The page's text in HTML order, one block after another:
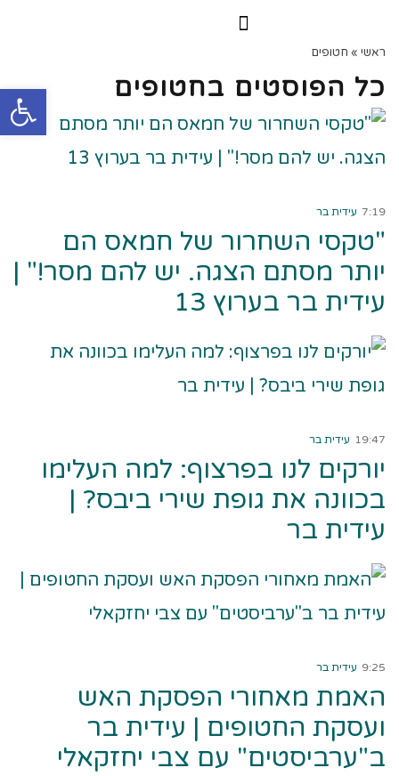
ראשי » חטופים
כל הפוסטים בחטופים
7:19 עידית בר
"טקסי השחרור של חמאס הם
יותר מסתם הצגה. יש להם מסר!" |
עידית בר בערוץ 13
19:47 עידית בר
יורקים לנו בפרצוף: למה העלימו
בכוונה את גופת שירי ביבס? |
עידית בר
9:25 עידית בר
האמת מאחורי הפסקת האש
ועסקת החטופים | עידית בר
ב"ערביסטים" עם צבי יחזקאלי